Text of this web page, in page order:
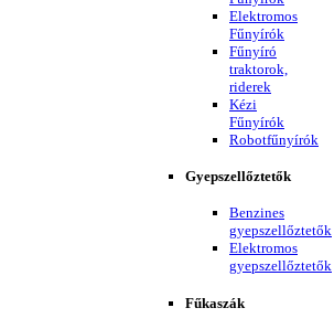
Elektromos
Fűnyírók
Fűnyíró
traktorok,
riderek
Kézi
Fűnyírók
Robotfűnyírók
Gyepszellőztetők
Benzines
gyepszellőztetők
Elektromos
gyepszellőztetők
Fűkaszák